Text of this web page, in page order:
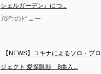
シェルガーデン』につ...
78件のビュー
【NEWS】ユキナによるソロ・プロ
ジェクト 愛探眼影　8曲入...